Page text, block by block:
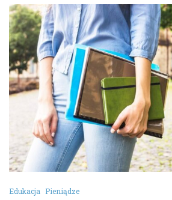
Edukacja Pieniądze